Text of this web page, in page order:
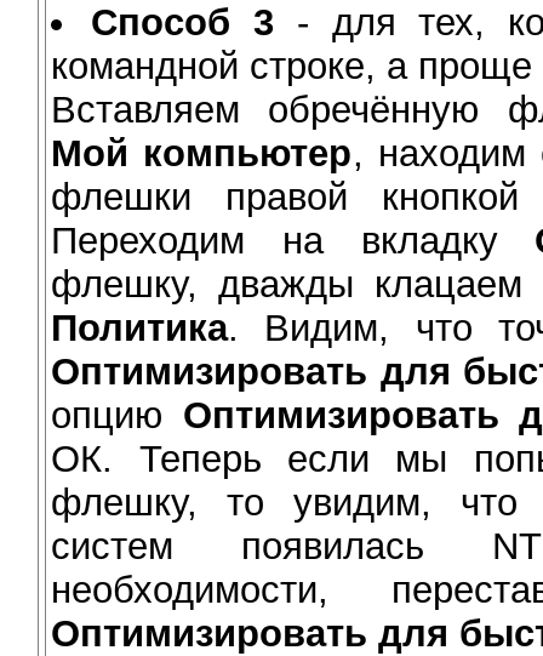
Способ 3- для тех,
командной строке, а
Вставляем обречённую
Мой компьютер, находим
флешки правой
Переходим на вкладку
флешку, дважды клацаем
Политика. Видим, что
Оптимизировать для
опцию Оптимизировать
ОК. Теперь если мы
флешку, то увидим, что
систем появилась
необходимости,
Оптимизировать для